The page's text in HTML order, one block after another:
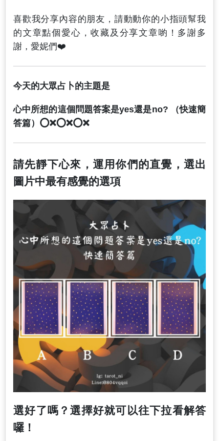
喜歡我分享內容的朋友，請動動你的小指頭幫我
的文章點個愛心，收藏及分享文章喲！多謝多
謝，愛妮們❤️
今天的大眾占卜的主題是
心中所想的這個問題答案是yes還是no? （快速簡
答篇）⭕️❌⭕️❌⭕️❌
請先靜下心來，運用你們的直覺，選出
圖片中最有感覺的選項
選好了嗎？選擇好就可以往下拉看解答
囉！